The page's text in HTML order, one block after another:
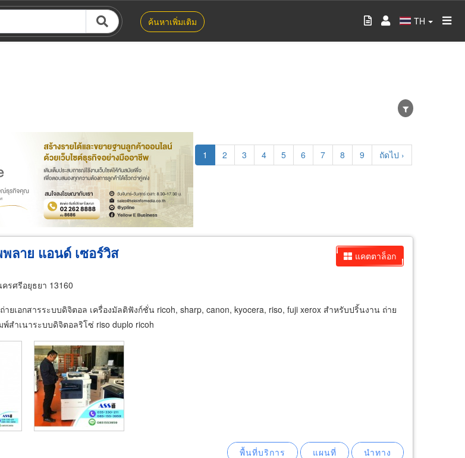
ค้นหาเพิ่มเติม TH
เข้า ธุรกิจบริการ
แคตตาล็อก
ลาย แอนด์ เซอร์วิส
รศรีอยุธยา 13160
ยเอกสารระบบดิจิตอล เครื่องมัลติฟังก์ชั่น ricoh, sharp, canon, kyocera, riso, fuji xerox สำหรับปริ้นงาน ถ่าย
พ์สำเนาระบบดิจิตอลริโซ่ riso duplo ricoh
Current
page
1 Page
2 Page
3 Page
4 Page
5 Page
6 Page
7 Page
8 Page
9
Next
page
ถัดไป ›